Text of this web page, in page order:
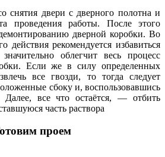
снятия двери с дверного полотна и
проведения работы. После этого
дверной коробки. Во
действия рекомендуется избавиться
облегчит весь процесс
Если же в силу определенных
все гвозди, то тогда следует
сбоку и, воспользовавшись
все что остаётся, — отбить
часть раствора
проем